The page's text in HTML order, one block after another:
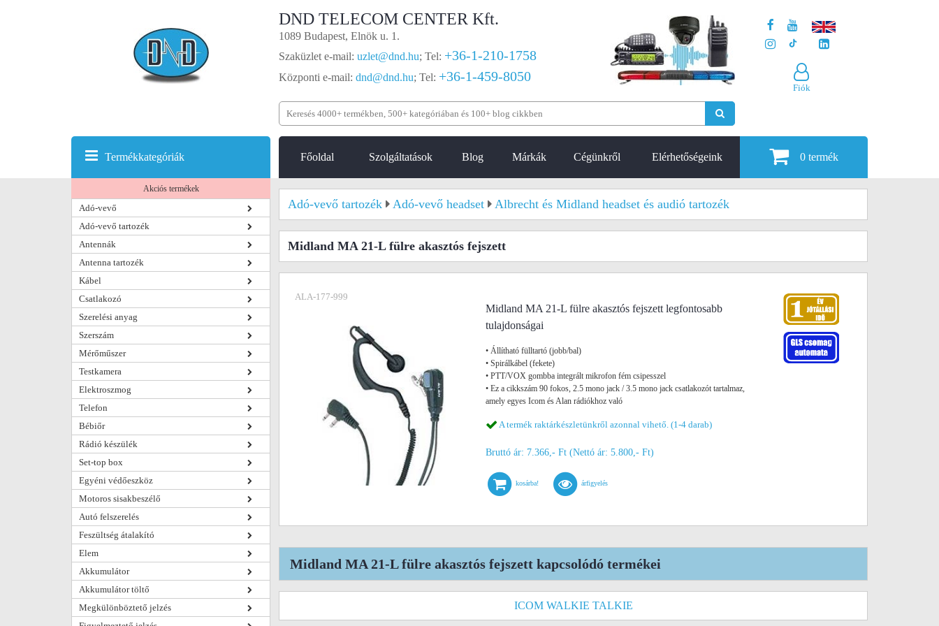
DND TELECOM CENTER Kft.
1089 Budapest, Elnök u. 1.
Szaküzlet e-mail: uzlet@dnd.hu; Tel: +36-1-210-1758
Központi e-mail: dnd@dnd.hu; Tel: +36-1-459-8050
Fiók
Főoldal Szolgáltatások Blog Márkák Cégünkről Elérhetőségeink 0 termék
Termékkategóriák
Akciós termékek
Adó-vevő
Adó-vevő tartozék
Antennák
Antenna tartozék
Kábel
Csatlakozó
Szerelési anyag
Szerszám
Mérőműszer
Testkamera
Elektroszmog
Telefon
Bébiőr
Rádió készülék
Set-top box
Egyéni védőeszköz
Motoros sisakbeszélő
Autó felszerelés
Feszültség átalakító
Elem
Akkumulátor
Akkumulátor töltő
Megkülönböztető jelzés
Adó-vevő tartozék Adó-vevő headset Albrecht és Midland headset és audió tartozék
Midland MA 21-L fülre akasztós fejszett
ALA-177-999
Midland MA 21-L fülre akasztós fejszett legfontosabb
tulajdonságai
• Állítható fülltartó (jobb/bal)
• Spirálkábel (fekete)
• PTT/VOX gombba integrált mikrofon fém csipesszel
• Ez a cikkszám 90 fokos, 2.5 mono jack / 3.5 mono jack csatlakozót tartalmaz,
amely egyes Icom és Alan rádiókhoz való
A termék raktárkészletünkről azonnal vihető. (1-4 darab)
Bruttó ár: 7.366,- Ft (Nettó ár: 5.800,- Ft)
kosárba! árfigyelés
Midland MA 21-L fülre akasztós fejszett kapcsolódó termékei
ICOM WALKIE TALKIE